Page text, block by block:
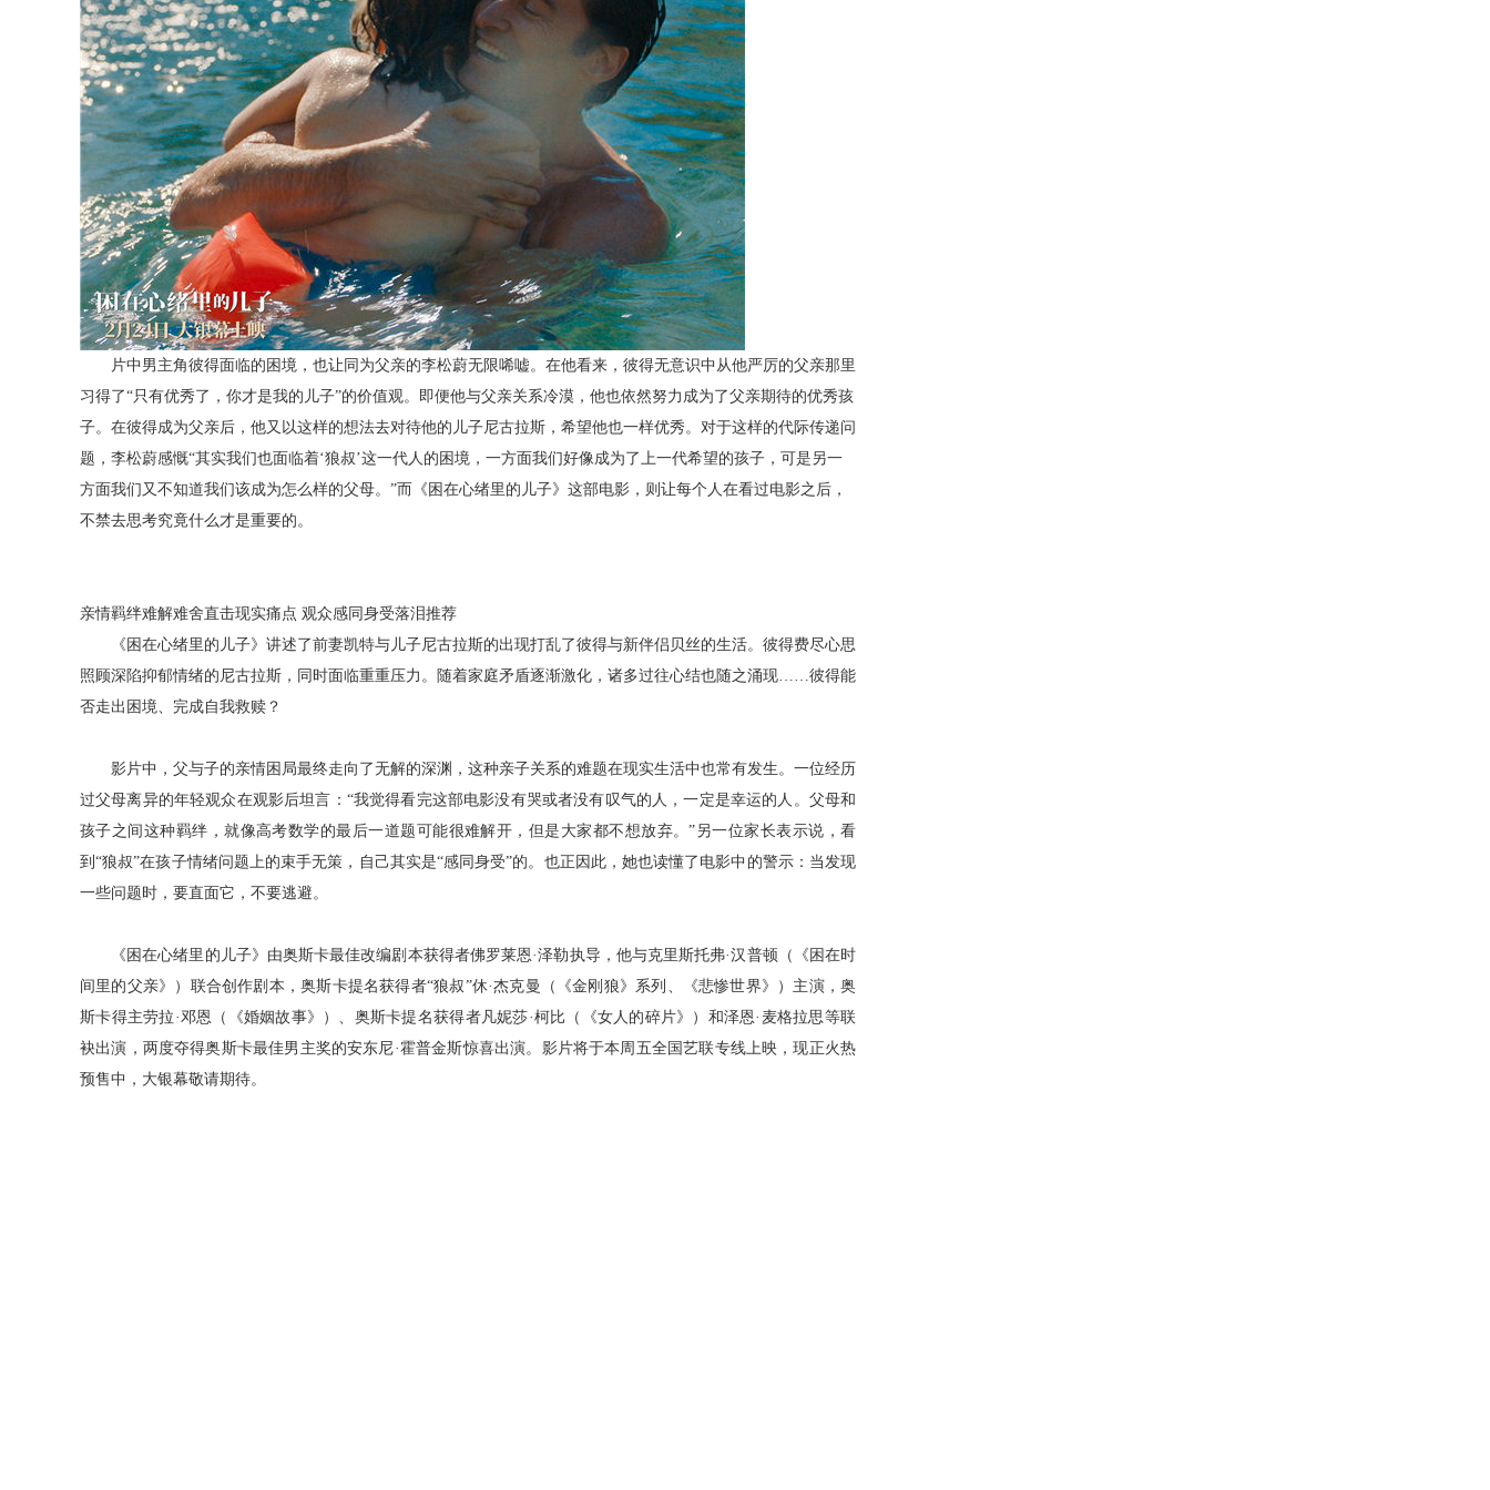
片中男主角彼得面临的困境，也让同为父亲的李松蔚无限唏嘘。在他看来，彼得无意识中从他严厉的父亲那里
习得了“只有优秀了，你才是我的儿子”的价值观。 即便他与父亲关系冷漠，他也依然努力成为了父亲期待的优秀孩
子。在彼得成为父亲后，他又以这样的想法去对待他的儿子尼古拉斯，希望他也一样优秀。对于这样的代际传递问
题，李松蔚感慨“其实我们也面临着‘狼叔’这一代人的困境， 一方面我们好像成为了上一代希望的孩子，可是另一
方面我们又不知道我们该成为怎么样的父母。 ”而《困在心绪里的儿子》这部电影，则让每个人在看过电影之后，
不禁去思考究竟什么才是重要的。
亲情羁绊难解难舍直击现实痛点 观众感同身受落泪推荐
《困在心绪里的儿子》讲述了前妻凯特与儿子尼古拉斯的出现打乱了彼得与新伴侣贝丝的生活。彼得费尽心思
照顾深陷抑郁情绪的尼古拉斯，同时面临重重压力。随着家庭矛盾逐渐激化，诸多过往心结也随之涌现……彼得能
否走出困境、完成自我救赎？
影片中，父与子的亲情困局最终走向了无解的深渊，这种亲子关系的难题在现实生活中也常有发生。一位经历
过父母离异的年轻观众在观影后坦言： “我觉得看完这部电影没有哭或者没有叹气的人，一定是幸运的人。父母和
孩子之间这种羁绊，就像高考数学的最后一道题可能很难解开，但是大家都不想放弃。” 另一位家长表示说，看
到“狼叔”在孩子情绪问题上的束手无策，自己其实是“感同身受”的。也正因此，她也读懂了电影中的警示：当发现
一些问题时，要直面它，不要逃避。
《困在心绪里的儿子》由奥斯卡最佳改编剧本获得者佛罗莱恩·泽勒执导，他与克里斯托弗·汉普顿（《困在时
间里的父亲》）联合创作剧本，奥斯卡提名获得者“狼叔”休·杰克曼（《金刚狼》系列、《悲惨世界》）主演，奥
斯卡得主劳拉·邓恩（《婚姻故事》）、奥斯卡提名获得者凡妮莎·柯比（《女人的碎片》）和泽恩·麦格拉思等联
袂出演，两度夺得奥斯卡最佳男主奖的安东尼·霍普金斯惊喜出演。影片将于本周五全国艺联专线上映，现正火热
预售中 ，大银幕敬请期待。